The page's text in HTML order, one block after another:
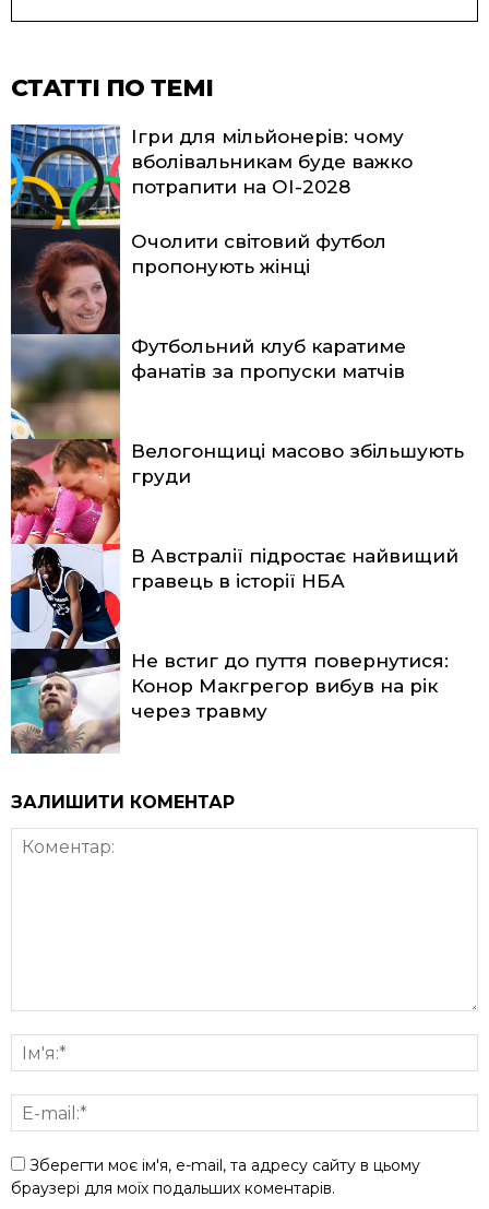
СТАТТІ ПО ТЕМІ
Ігри для мільйонерів: чому
вболівальникам буде важко
потрапити на ОІ-2028
Очолити світовий футбол
пропонують жінці
Футбольний клуб каратиме
фанатів за пропуски матчів
Велогонщиці масово збільшують
груди
В Австралії підростає найвищий
гравець в історії НБА
Не встиг до пуття повернутися:
Конор Макгрегор вибув на рік
через травму
ЗАЛИШИТИ КОМЕНТАР
Зберегти моє ім'я, e-mail, та адресу сайту в цьому
браузері для моїх подальших коментарів.